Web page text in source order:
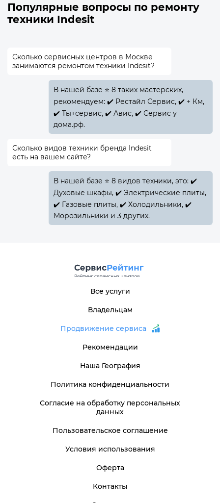
Популярные вопросы по ремонту
техники Indesit
Сколько сервисных центров в Москве
занимаются ремонтом техники Indesit?
В нашей базе ⭐ 8 таких мастерских,
рекомендуем: ✔️ Рестайл Сервис, ✔️ + Км,
✔️ Ты+сервис, ✔️ Авис, ✔️ Сервис у
дома.рф.
Сколько видов техники бренда Indesit
есть на вашем сайте?
В нашей базе ⭐ 8 видов техники, это: ✔️
Духовые шкафы, ✔️ Электрические плиты,
✔️ Газовые плиты, ✔️ Холодильники, ✔️
Морозильники и 3 других.
Все услуги
Владельцам
Продвижение сервиса
Рекомендации
Наша География
Политика конфиденциальности
Согласие на обработку персональных
данных
Пользовательское соглашение
Условия использования
Оферта
Контакты